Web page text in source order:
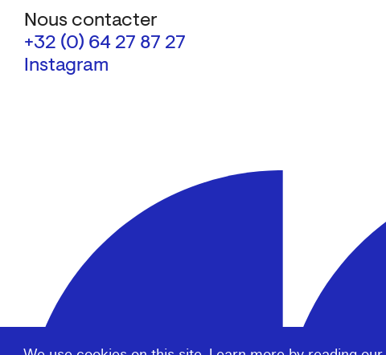
Nous contacter
+32 (0) 64 27 87 27
Instagram